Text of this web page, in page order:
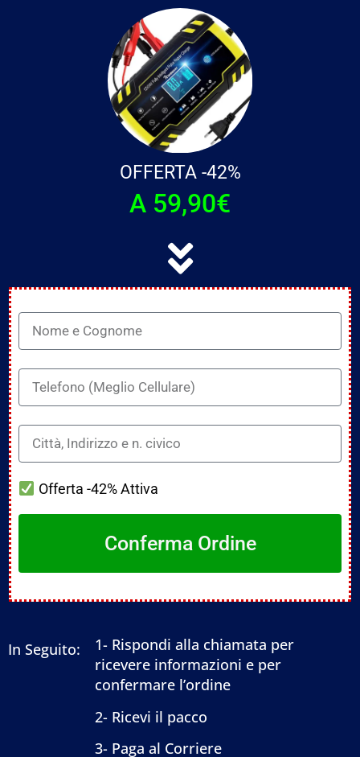
OFFERTA -42%
A 59,90€
Offerta -42% Attiva
Conferma Ordine
In Seguito:
1- Rispondi alla chiamata per
ricevere informazioni e per
confermare l’ordine
2- Ricevi il pacco
3- Paga al Corriere